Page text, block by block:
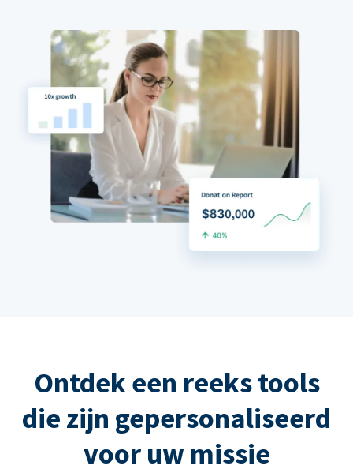
Ontdek een reeks tools
die zijn gepersonaliseerd
voor uw missie